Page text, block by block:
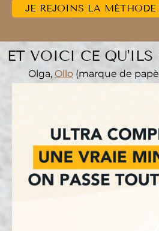
JE REJOINS LA
ET VOICI CE QU'ILS
Olga, Ollo (marque de